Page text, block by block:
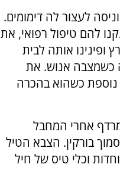
לעצור לה דימומים.
להם טיפול רפואי, את
ופינינו אותה לבית
כשמצבה אנוש. את
נוספת כשהוא בהכרה
אחרי המחבל
בורקין. הצבא הטיל
וכלי טיס של חיל